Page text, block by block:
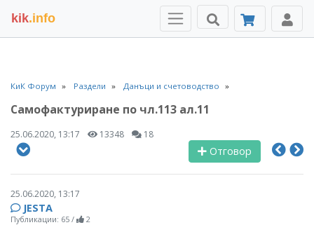
kik.info
КиК Форум Раздели Данъци и счетоводство
Самофактуриране по чл.113 ал.11
25.06.2020, 13:17 13348 18
Отговор
25.06.2020, 13:17
JESTA
Публикации: 65 / 2